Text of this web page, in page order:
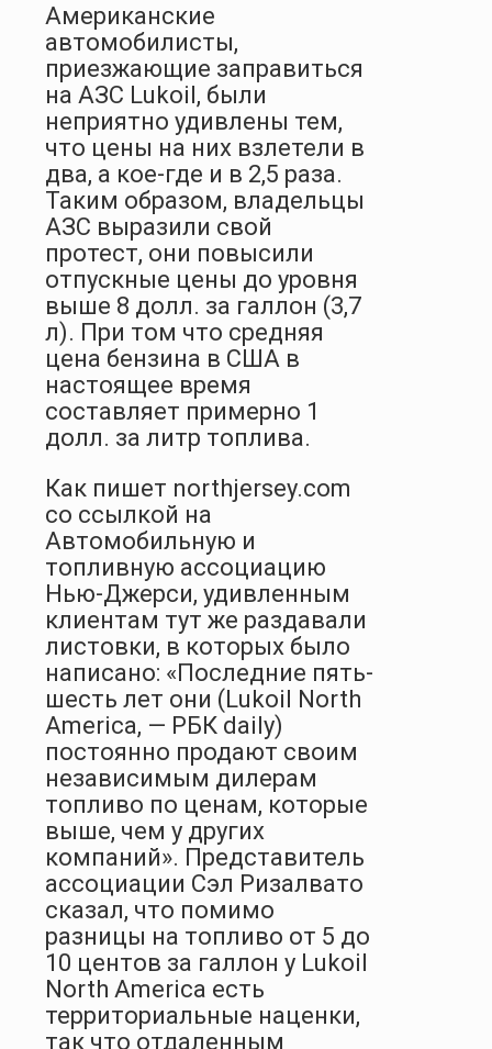
Американские
автомобилисты,
приезжающие заправиться
на АЗС Lukoil, были
неприятно удивлены тем,
что цены на них взлетели в
два, а кое-где и в 2,5 раза.
Таким образом, владельцы
АЗС выразили свой
протест, они повысили
отпускные цены до уровня
выше 8 долл. за галлон (3,7
л). При том что средняя
цена бензина в США в
настоящее время
составляет примерно 1
долл. за литр топлива.
Как пишет northjersey.com
со ссылкой на
Автомобильную и
топливную ассоциацию
Нью-Джерси, удивленным
клиентам тут же раздавали
листовки, в которых было
написано: «Последние пять-
шесть лет они (Lukoil North
America, — РБК daily)
постоянно продают своим
независимым дилерам
топливо по ценам, которые
выше, чем у других
компаний». Представитель
ассоциации Сэл Ризалвато
сказал, что помимо
разницы на топливо от 5 до
10 центов за галлон у Lukoil
North Americа есть
территориальные наценки,
так что отдаленным